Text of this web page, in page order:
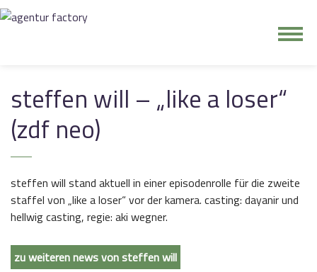
kontakt
steffen will – „like a loser“
(zdf neo)
steffen will stand aktuell in einer episodenrolle für die zweite
staffel von „like a loser“ vor der kamera. casting: dayanir und
hellwig casting, regie: aki wegner.
zu weiteren news von steffen will